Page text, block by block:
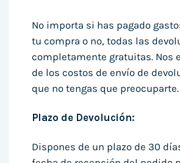
No importa si has pagado
tu compra o no, todas las
completamente gratuitas. Nos
de los costos de envío de
que no tengas que preocuparte.
Plazo de Devolución:
Dispones de un plazo de 30